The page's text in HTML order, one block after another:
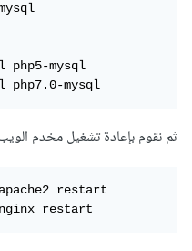
php5-mysql
php7.0-mysql
ثم نقوم بإعادة تشغيل مخدم الويب
restart
restart